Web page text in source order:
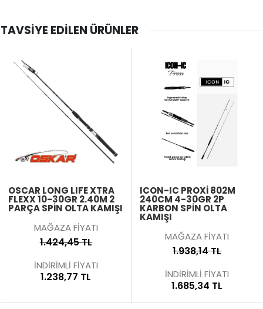
TAVSIYE EDILEN ÜRÜNLER
OSCAR LONG LIFE XTRA
FLEXX 10-30GR 2.40M 2
PARÇA SPİN OLTA KAMIŞI
MAĞAZA FİYATI
1.424,45 TL
İNDİRİMLİ FİYATI
1.238,77 TL
ICON-IC PROXI 802M
240CM 4-30GR 2P
KARBON SPIN OLTA
KAMIŞI
MAĞAZA FİYATI
1.938,14 TL
İNDİRİMLİ FİYATI
1.685,34 TL